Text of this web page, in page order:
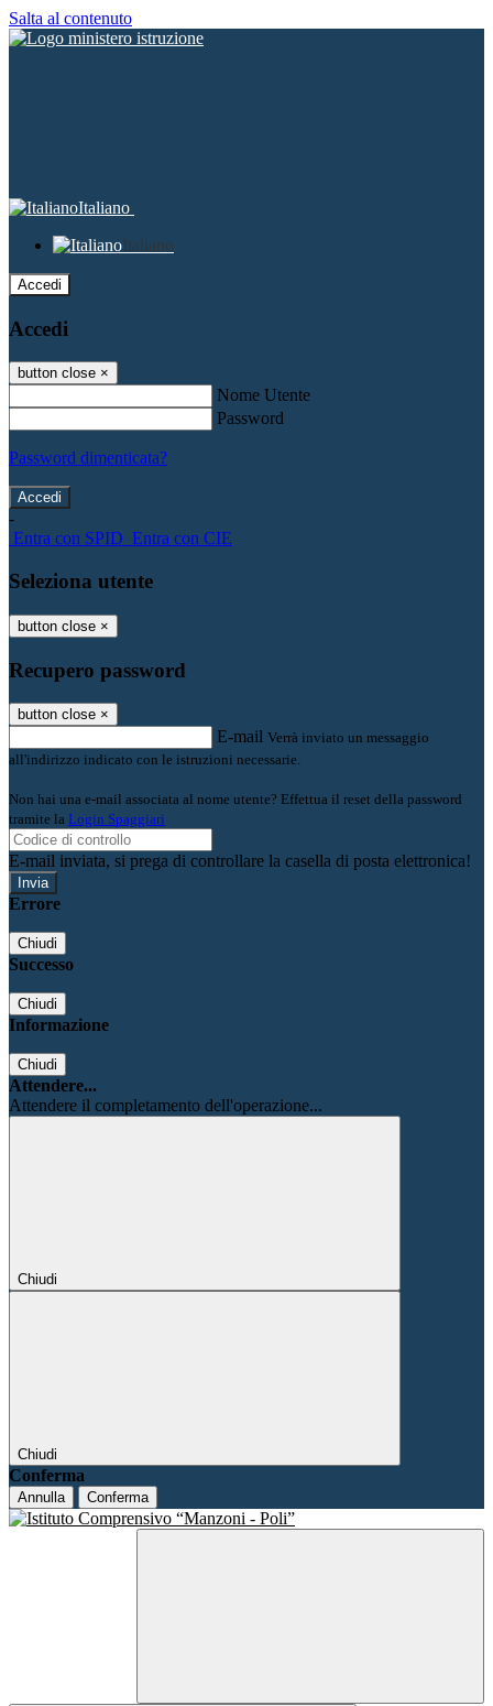
Salta al contenuto
Italiano
Italiano
Accedi
Accedi
button close ×
Nome Utente
Password
Password dimenticata?
-
Entra con SPID Entra con CIE
Seleziona utente
button close ×
Recupero password
button close ×
E-mail Verrà inviato un messaggio
all'indirizzo indicato con le istruzioni necessarie.
Non hai una e-mail associata al nome utente? Effettua il reset della password
tramite la Login Spaggiari
E-mail inviata, si prega di controllare la casella di posta elettronica!
Errore
Chiudi
Successo
Chiudi
Informazione
Chiudi
Attendere...
Attendere il completamento dell'operazione...
Chiudi
Chiudi
Conferma
Annulla Conferma